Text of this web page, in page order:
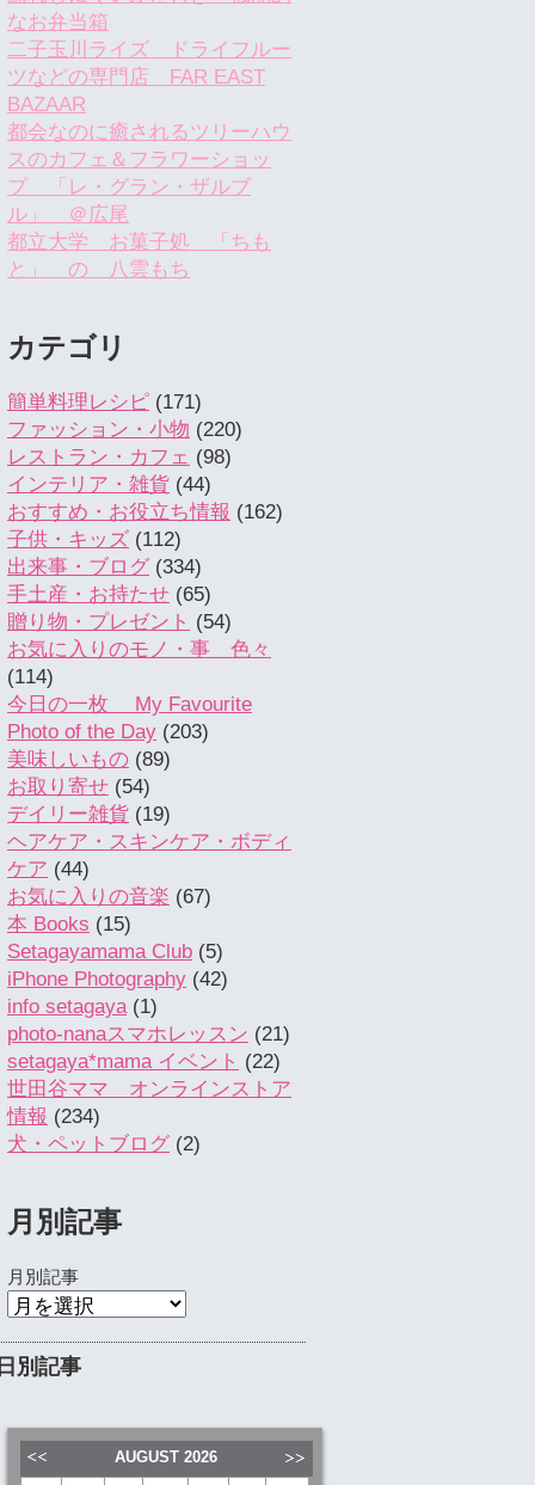
なお弁当箱
二子玉川ライズ ドライフルー
ツなどの専門店 FAR EAST
BAZAAR
都会なのに癒されるツリーハウ
スのカフェ＆フラワーショッ
プ 「レ・グラン・ザルブ
ル」 ＠広尾
都立大学 お菓子処 「ちも
と」 の 八雲もち
カテゴリ
簡単料理レシピ (171)
ファッション・小物 (220)
レストラン・カフェ (98)
インテリア・雑貨 (44)
おすすめ・お役立ち情報 (162)
子供・キッズ (112)
出来事・ブログ (334)
手土産・お持たせ (65)
贈り物・プレゼント (54)
お気に入りのモノ・事 色々
(114)
今日の一枚 My Favourite
Photo of the Day (203)
美味しいもの (89)
お取り寄せ (54)
デイリー雑貨 (19)
ヘアケア・スキンケア・ボディ
ケア (44)
お気に入りの音楽 (67)
本 Books (15)
Setagayamama Club (5)
iPhone Photography (42)
info setagaya(1)
photo-nanaスマホレッスン (21)
setagaya*mama イベント (22)
世田谷ママ オンラインストア
情報 (234)
犬・ペットブログ (2)
月別記事
月別記事
日別記事
AUGUST 2026